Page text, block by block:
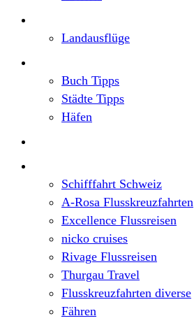
Landausflüge
Buch Tipps
Städte Tipps
Häfen
Schifffahrt Schweiz
A-Rosa Flusskreuzfahrten
Excellence Flussreisen
nicko cruises
Rivage Flussreisen
Thurgau Travel
Flusskreuzfahrten diverse
Fähren